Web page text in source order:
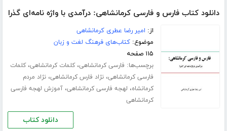
دانلود کتاب فارس و فارسی کرمانشاهی: درآمدی با واژه نامه‌ای گذرا
از: امیر رضا عطری کرمانشاهی
موضوع:کتاب‌های فرهنگ لغت و زبان
۱۱۵ صفحه
برچسب‌ها: فارسی کرمانشاهی،کلمات کرمانشاهی،کلمات
فارسی کرمانشاهی،نژاد فارس کرمانشاهی،نژاد مردم
کرمانشاه، لهجه فارسی کرمانشاهی،آموزش لهجه فارسی
کرمانشاهی
دانلود کتاب